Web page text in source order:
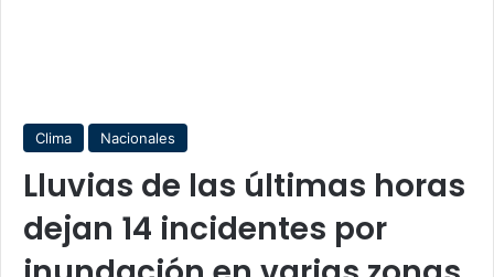
Clima Nacionales
Lluvias de las últimas horas
dejan 14 incidentes por